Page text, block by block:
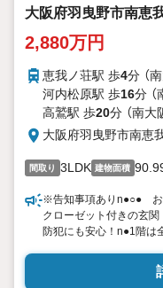
大阪府羽曳野市南恵
2,880万円
恵我ノ荘駅 歩4分 （
河内松原駅 歩16分 （
高鷲駅 歩20分 （南大
大阪府羽曳野市南恵
間取り 3LDK 建物面積
※告知事項ありn●○● お
クローゼット付きの玄関
防犯にも安心！n●1階は
スペース広々カウンタ
にはパントリー収納も